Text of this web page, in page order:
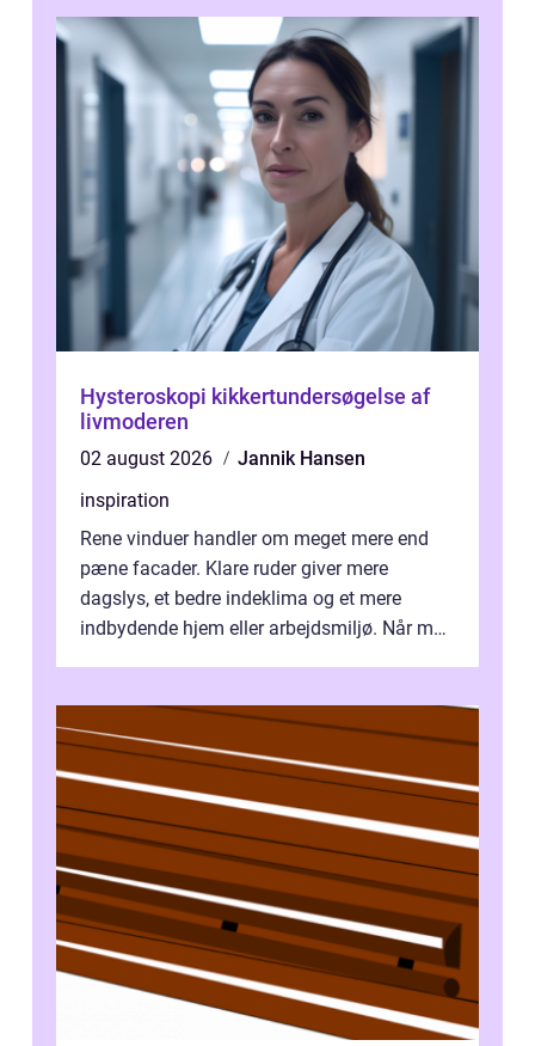
Hysteroskopi kikkertundersøgelse af
livmoderen
02 august 2026
Jannik Hansen
inspiration
Rene vinduer handler om meget mere end
pæne facader. Klare ruder giver mere
dagslys, et bedre indeklima og et mere
indbydende hjem eller arbejdsmiljø. Når man